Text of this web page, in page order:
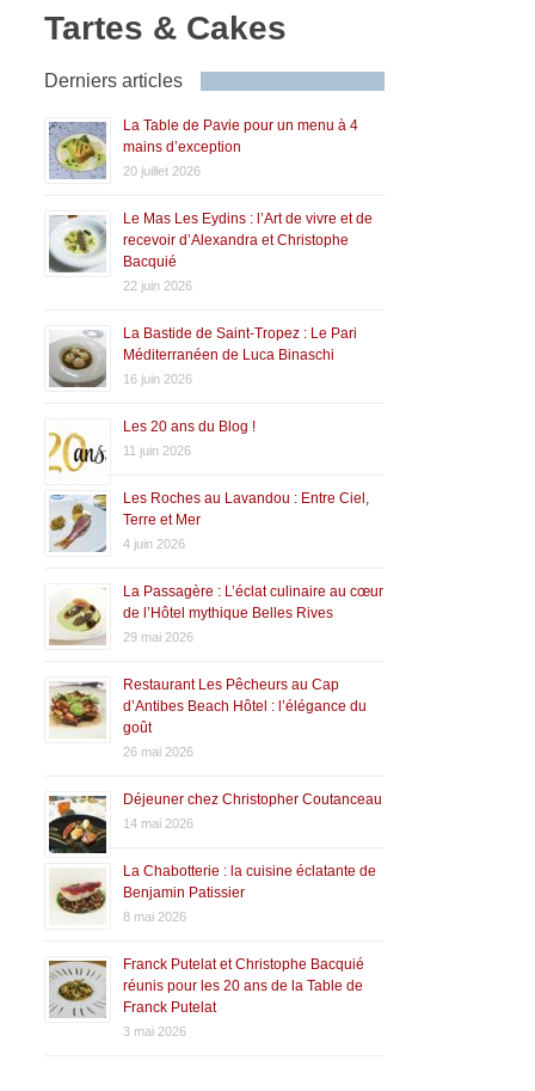
Tartes & Cakes
Derniers articles
La Table de Pavie pour un menu à 4
mains d’exception
20 juillet 2026
Le Mas Les Eydins : l’Art de vivre et de
recevoir d’Alexandra et Christophe
Bacquié
22 juin 2026
La Bastide de Saint-Tropez : Le Pari
Méditerranéen de Luca Binaschi
16 juin 2026
Les 20 ans du Blog !
11 juin 2026
Les Roches au Lavandou : Entre Ciel,
Terre et Mer
4 juin 2026
La Passagère : L’éclat culinaire au cœur
de l’Hôtel mythique Belles Rives
29 mai 2026
Restaurant Les Pêcheurs au Cap
d’Antibes Beach Hôtel : l’élégance du
goût
26 mai 2026
Déjeuner chez Christopher Coutanceau
14 mai 2026
La Chabotterie : la cuisine éclatante de
Benjamin Patissier
8 mai 2026
Franck Putelat et Christophe Bacquié
réunis pour les 20 ans de la Table de
Franck Putelat
3 mai 2026